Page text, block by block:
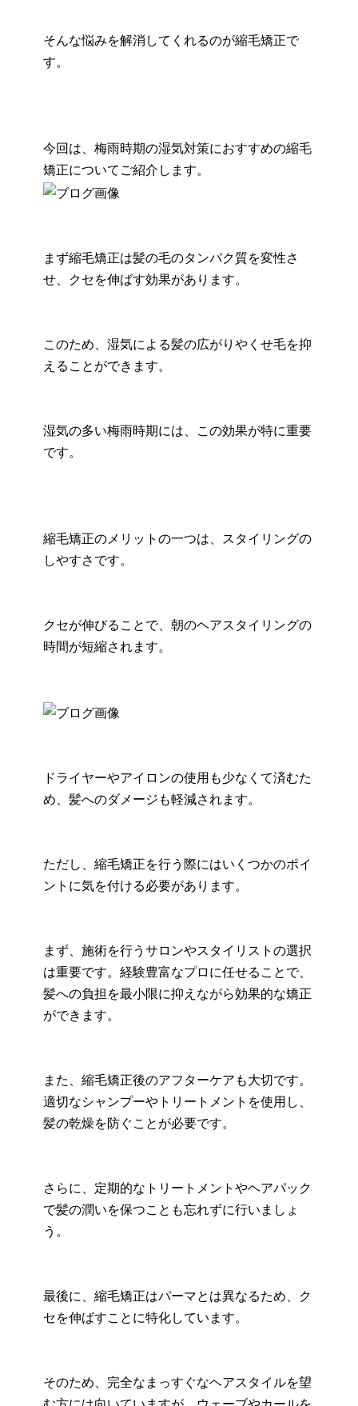
そんな悩みを解消してくれるのが縮毛矯正で
す。
今回は、梅雨時期の湿気対策におすすめの縮毛
矯正についてご紹介します。
まず縮毛矯正は髪の毛のタンパク質を変性さ
せ、クセを伸ばす効果があります。
このため、湿気による髪の広がりやくせ毛を抑
えることができます。
湿気の多い梅雨時期には、この効果が特に重要
です。
縮毛矯正のメリットの一つは、スタイリングの
しやすさです。
クセが伸びることで、朝のヘアスタイリングの
時間が短縮されます。
ドライヤーやアイロンの使用も少なくて済むた
め、髪へのダメージも軽減されます。
ただし、縮毛矯正を行う際にはいくつかのポイ
ントに気を付ける必要があります。
まず、施術を行うサロンやスタイリストの選択
は重要です。経験豊富なプロに任せることで、
髪への負担を最小限に抑えながら効果的な矯正
ができます。
また、縮毛矯正後のアフターケアも大切です。
適切なシャンプーやトリートメントを使用し、
髪の乾燥を防ぐことが必要です。
さらに、定期的なトリートメントやヘアパック
で髪の潤いを保つことも忘れずに行いましょ
う。
最後に、縮毛矯正はパーマとは異なるため、ク
セを伸ばすことに特化しています。
そのため、完全なまっすぐなヘアスタイルを望